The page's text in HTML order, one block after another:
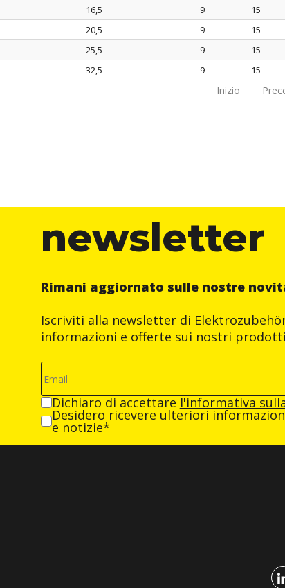
cavo max
Ø foro montaggio
mm
F
mm
H
mm
16,5 9 15
20,5 9 15
25,5 9 15
32,5 9 15
Inizio
newsletter
Rimani aggiornato sulle nostre
Iscriviti alla newsletter di
informazioni e offerte sui nostri
Dichiaro di accettare l'informativa
Desidero ricevere ulteriori
e notizie*